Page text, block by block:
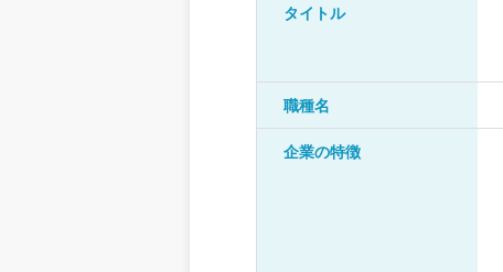
タイトル
職種名
企業の特徴